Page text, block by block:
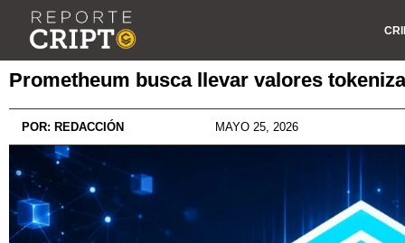
Prometheum busca llevar valores
POR: REDACCIÓN MAYO 25, 2026